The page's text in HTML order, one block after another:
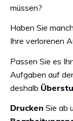
müssen?
Haben Sie
Ihre verlorenen
Passen Sie es
Aufgaben auf
deshalb
Drucken Sie ab